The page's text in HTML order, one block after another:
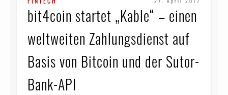
bit4coin startet „Kable“ – einen
weltweiten Zahlungs­dienst auf
Basis von Bitcoin und der Sutor-
Bank-API